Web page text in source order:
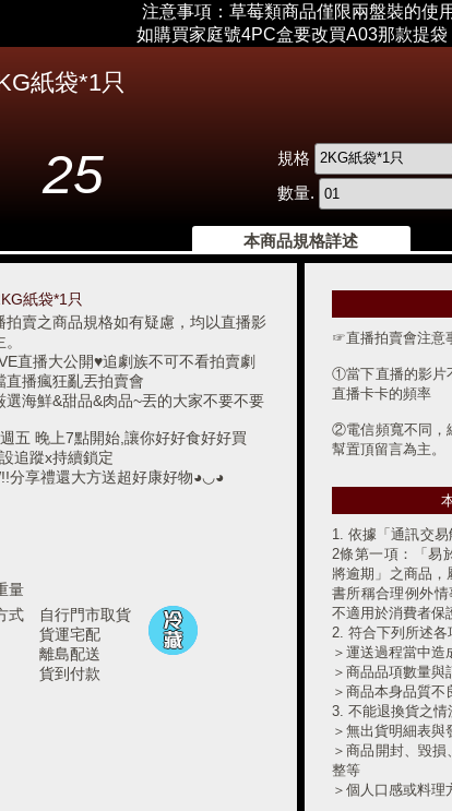
注意事項：草莓類商品僅限兩盤裝的使
如購買家庭號4PC盒要改買A03那款提袋
紙袋*1只
25
規格
數量.
本商品規格詳述
紙袋*1只
賣之商品規格如有疑慮，均以直播影
直播大公開♥追劇族不可不看拍賣劇
直播瘋狂亂丟拍賣會
選海鮮&甜品&肉品~丟的大家不要不要
五 晚上7點開始,讓你好好食好好買
追蹤x持續鎖定
分享禮還大方送超好康好物◕◡◕
量
式
自行門市取貨
貨運宅配
離島配送
貨到付款
☞直播拍賣會注意
①當下直播的影片
直播卡卡的頻率
②電信頻寬不同，
幫置頂留言為主。
③所有得標商品和
額+250元)，含
運費$360元。)
●如遇商品溫層不
計。
④直播非同日標單
網路下單合併寄送
●合併定單前,請先
否相同,不同則無法
⑤得標者請於"當
實姓名&電話&地
同放棄得標資格(※
法律追朔權。)
1. 依據「通訊交
2條第一項：「易
將逾期」之商品，
書所稱合理例外
不適用於消費者保
2. 符合下列所述各
＞運送過程當中造
＞商品品項數量與
＞商品本身品質不
3. 不能退換貨之情
＞無出貨明細表與
＞商品開封、毀
整等
＞個人口感或料理